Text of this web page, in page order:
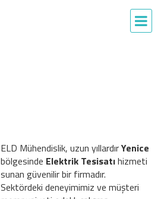
ELD Mühendislik, uzun yıllardırYenice
bölgesinde Elektrik Tesisatıhizmeti
sunan güvenilir bir firmadır.
Sektördeki deneyimimiz ve müşteri